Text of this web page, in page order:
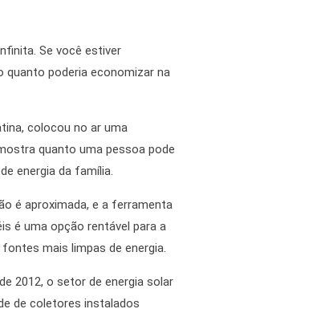
Se você estiver
quanto poderia economizar na
colocou no ar uma
quanto uma pessoa pode
energia da família.
é aproximada, e a ferramenta
é uma opção rentável para a
mais limpas de energia.
2012, o setor de energia solar
de coletores instalados